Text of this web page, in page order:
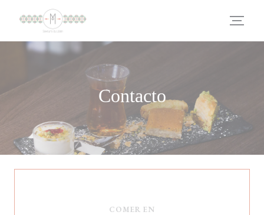
Personalización de sus opciones de cookies
Contacto
COMER EN